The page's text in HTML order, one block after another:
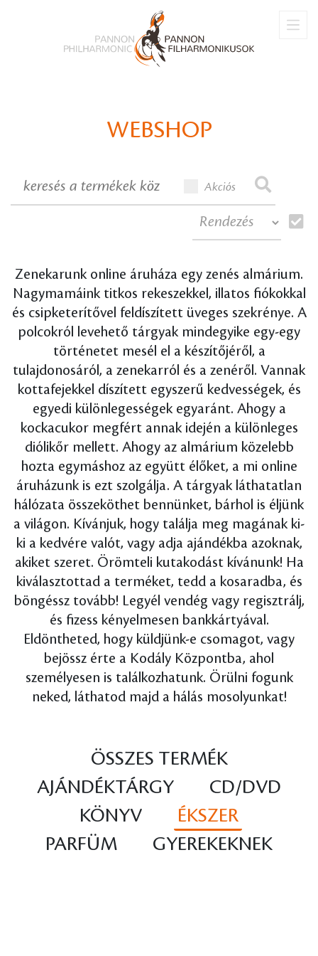
BŐVEBBEN
ZENEI TÉMÁJÚ KÖNYVEK
BŐVEBBEN
WEBSHOP
Akciós
Zenekarunk online áruháza egy zenés almárium.
Nagymamáink titkos rekeszekkel, illatos fiókokkal
és csipketerítővel feldíszített üveges szekrénye. A
polcokról levehető tárgyak mindegyike egy-egy
történetet mesél el a készítőjéről, a
tulajdonosáról, a zenekarról és a zenéről. Vannak
kottafejekkel díszített egyszerű kedvességek, és
egyedi különlegességek egyaránt. Ahogy a
kockacukor megfért annak idején a különleges
diólikőr mellett. Ahogy az almárium közelebb
hozta egymáshoz az együtt élőket, a mi online
áruházunk is ezt szolgálja. A tárgyak láthatatlan
hálózata összeköthet bennünket, bárhol is éljünk
a világon. Kívánjuk, hogy találja meg magának ki-
ki a kedvére valót, vagy adja ajándékba azoknak,
akiket szeret. Örömteli kutakodást kívánunk! Ha
kiválasztottad a terméket, tedd a kosaradba, és
böngéssz tovább! Legyél vendég vagy regisztrálj,
és fizess kényelmesen bankkártyával.
Eldöntheted, hogy küldjünk-e csomagot, vagy
bejössz érte a Kodály Központba, ahol
személyesen is találkozhatunk. Örülni fogunk
neked, láthatod majd a hálás mosolyunkat!
ÖSSZES TERMÉK
AJÁNDÉKTÁRGY
CD/DVD
KÖNYV
ÉKSZER
PARFÜM
GYEREKEKNEK